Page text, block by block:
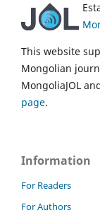
This website
Mongolian
MongoliaJOL
page.
Information
For Readers
For Authors